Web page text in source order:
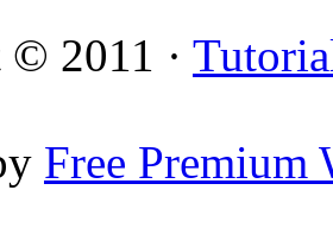
2011 ·
Free Premium